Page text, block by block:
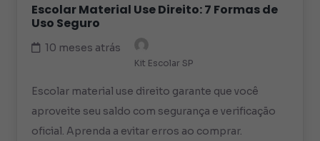
Escolar Material Use Direito: 7 Formas de
Uso Seguro
10 meses atrás
Kit Escolar SP
Escolar material use direito garante que você
aproveite seu saldo com segurança e verificação
oficial. Aprenda a evitar erros ao comprar.